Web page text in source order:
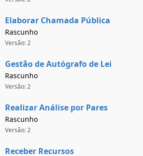
Elaborar Chamada Pública
Rascunho
Versão: 2
Gestão de Autógrafo de Lei
Rascunho
Versão: 2
Realizar Análise por Pares
Rascunho
Versão: 2
Receber Recursos